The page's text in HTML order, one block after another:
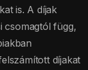
is. A díjak
csomagtól függ,
díjakat